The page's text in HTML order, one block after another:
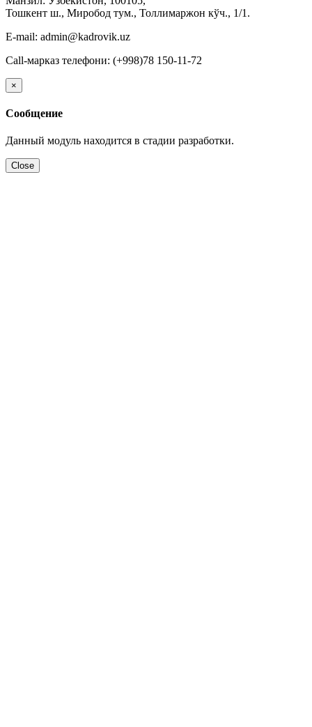
Тошкент ш., Миробод тум., Толлимаржон кўч., 1/1.
E-mail: admin@kadrovik.uz
Call-марказ телефони: (+998)78 150-11-72
×
Сообщение
Данный модуль находится в стадии разработки.
Close